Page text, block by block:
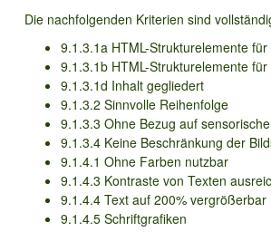
Die nachfolgenden Kriterien sind
9.1.3.1a HTML-Strukturelemente
9.1.3.1b HTML-Strukturelemente für
9.1.3.1d Inhalt gegliedert
9.1.3.2 Sinnvolle Reihenfolge
9.1.3.3 Ohne Bezug auf
9.1.3.4 Keine Beschränkung der
9.1.4.1 Ohne Farben nutzbar
9.1.4.3 Kontraste von Texten
9.1.4.4 Text auf 200% vergrößerbar
9.1.4.5 Schriftgrafiken